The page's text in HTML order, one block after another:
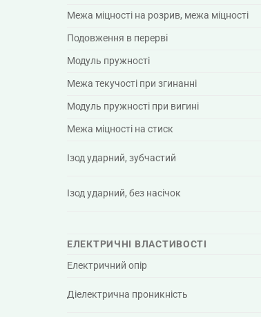
Межа міцності на розрив, межа міцності
Подовження в перерві
Модуль пружності
Межа текучості при згинанні
Модуль пружності при вигині
Межа міцності на стиск
Ізод ударний, зубчастий
Ізод ударний, без насічок
ЕЛЕКТРИЧНІ ВЛАСТИВОСТІ
Електричний опір
Діелектрична проникність